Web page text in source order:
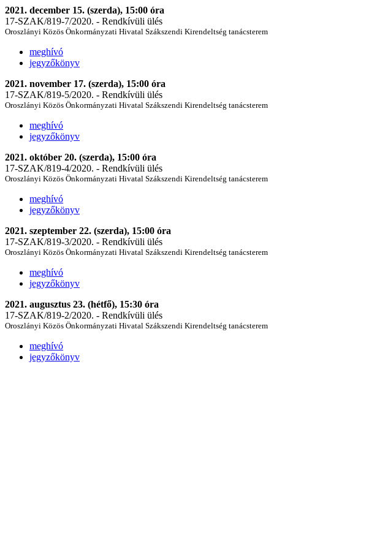
2021. december 15. (szerda), 15:00 óra
17-SZAK/819-7/2020. - Rendkívüli ülés
Oroszlányi Közös Önkormányzati Hivatal Szákszendi Kirendeltség tanácsterem
meghívó
jegyzőkönyv
2021. november 17. (szerda), 15:00 óra
17-SZAK/819-5/2020. - Rendkívüli ülés
Oroszlányi Közös Önkormányzati Hivatal Szákszendi Kirendeltség tanácsterem
meghívó
jegyzőkönyv
2021. október 20. (szerda), 15:00 óra
17-SZAK/819-4/2020. - Rendkívüli ülés
Oroszlányi Közös Önkormányzati Hivatal Szákszendi Kirendeltség tanácsterem
meghívó
jegyzőkönyv
2021. szeptember 22. (szerda), 15:00 óra
17-SZAK/819-3/2020. - Rendkívüli ülés
Oroszlányi Közös Önkormányzati Hivatal Szákszendi Kirendeltség tanácsterem
meghívó
jegyzőkönyv
2021. augusztus 23. (hétfő), 15:30 óra
17-SZAK/819-2/2020. - Rendkívüli ülés
Oroszlányi Közös Önkormányzati Hivatal Szákszendi Kirendeltség tanácsterem
meghívó
jegyzőkönyv